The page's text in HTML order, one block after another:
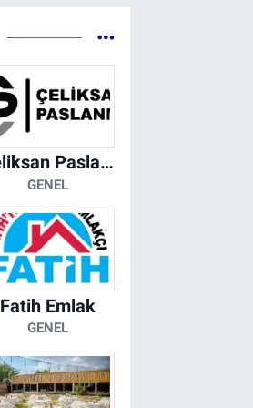
Çeliksan Paslanmaz
GENEL
Fatih Emlak
GENEL